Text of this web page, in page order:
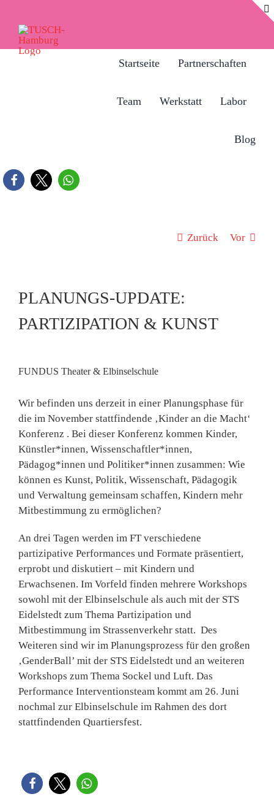
Inhalt
springen
Startseite Partnerschaften
Team Werkstatt Labor
Blog
Zurück Vor
PLANUNGS-UPDATE:
PARTIZIPATION & KUNST
FUNDUS Theater & Elbinselschule
Wir befinden uns derzeit in einer Planungsphase für
die im November stattfindende ‚Kinder an die Macht‘
Konferenz . Bei dieser Konferenz kommen Kinder,
Künstler*innen, Wissenschaftler*innen,
Pädagog*innen und Politiker*innen zusammen: Wie
können es Kunst, Politik, Wissenschaft, Pädagogik
und Verwaltung gemeinsam schaffen, Kindern mehr
Mitbestimmung zu ermöglichen?
An drei Tagen werden im FT verschiedene
partizipative Performances und Formate präsentiert,
erprobt und diskutiert – mit Kindern und
Erwachsenen. Im Vorfeld finden mehrere Workshops
sowohl mit der Elbinselschule als auch mit der STS
Eidelstedt zum Thema Partizipation und
Mitbestimmung im Strassenverkehr statt. Des
Weiteren sind wir im Planungsprozess für den großen
‚GenderBall’ mit der STS Eidelstedt und an weiteren
Workshops zum Thema Sockel und Luft. Das
Performance Interventionsteam kommt am 26. Juni
nochmal zur Elbinselschule im Rahmen des dort
stattfindenden Quartiersfest.